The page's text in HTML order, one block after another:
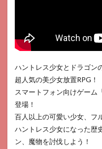
ハントレス少女とドラゴン
超人気の美少女放置RPG！
スマートフォン向けゲーム
登場！
百人以上の可愛い少女、フ
ハントレス少女になった歴
ン、魔物を討伐しよう！